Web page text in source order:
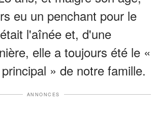
eu un penchant pour le
l'aînée et, d'une
elle a toujours été le «
» de notre famille.
ANNONCES